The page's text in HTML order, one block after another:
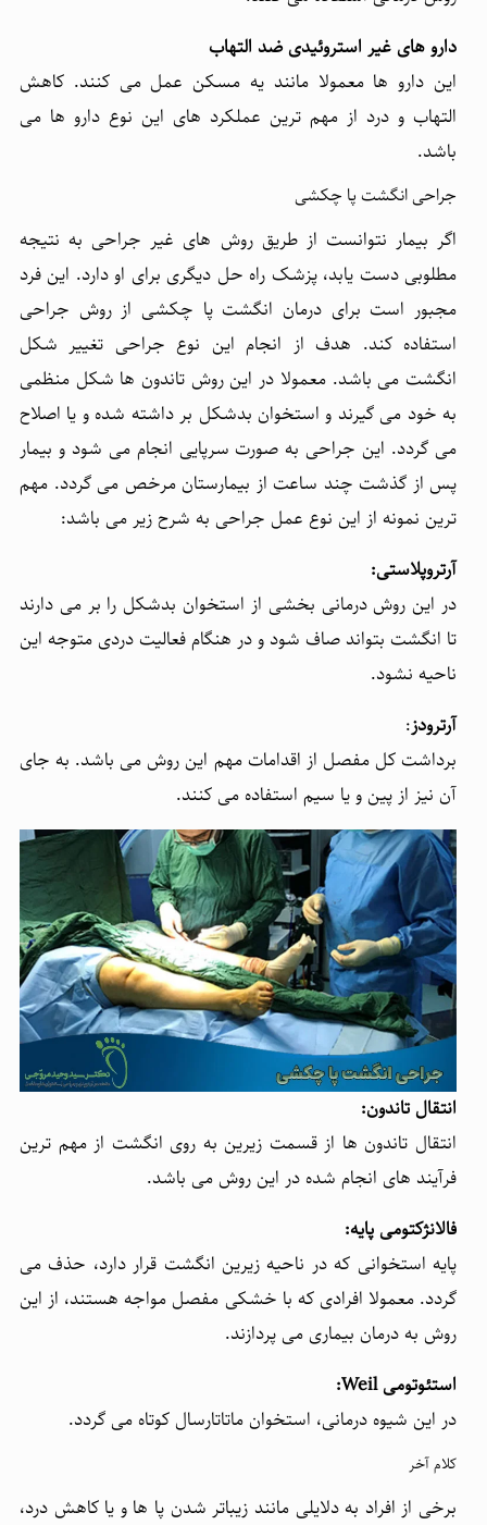
دارو های غیر استروئیدی ضد التهاب
این دارو ها معمولا مانند یه مسکن عمل می کنند. کاهش
التهاب و درد از مهم ترین عملکرد های این نوع دارو ها می
باشد.
جراحی انگشت پا چکشی
اگر بیمار نتوانست از طریق روش های غیر جراحی به نتیجه
مطلوبی دست یابد، پزشک راه حل دیگری برای او دارد. این فرد
مجبور است برای درمان انگشت پا چکشی از روش جراحی
استفاده کند. هدف از انجام این نوع جراحی تغییر شکل
انگشت می باشد. معمولا در این روش تاندون ها شکل منظمی
به خود می گیرند و استخوان بدشکل بر داشته شده و یا اصلاح
می گردد. این جراحی به صورت سرپایی انجام می شود و بیمار
پس از گذشت چند ساعت از بیمارستان مرخص می گردد. مهم
ترین نمونه از این نوع عمل جراحی به شرح زیر می باشد:
آرتروپلاستی:
در این روش درمانی بخشی از استخوان بدشکل را بر می دارند
تا انگشت بتواند صاف شود و در هنگام فعالیت دردی متوجه این
ناحیه نشود.
آرترودز:
برداشت کل مفصل از اقدامات مهم این روش می باشد. به جای
آن نیز از پین و یا سیم استفاده می کنند.
انتقال تاندون:
انتقال تاندون ها از قسمت زیرین به روی انگشت از مهم ترین
فرآیند های انجام شده در این روش می باشد.
فالانژکتومی پایه:
پایه استخوانی که در ناحیه زیرین انگشت قرار دارد، حذف می
گردد. معمولا افرادی که با خشکی مفصل مواجه هستند، از این
روش به درمان بیماری می پردازند.
استئوتومیWeil
:
در این شیوه درمانی، استخوان ماتاتارسال کوتاه می گردد.
کلام آخر
برخی از افراد به دلایلی مانند زیباتر شدن پا ها و یا کاهش درد،